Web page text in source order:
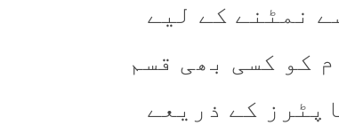
نمٹنے کے لیے
کو کسی بھی قسم
کے ذریعے